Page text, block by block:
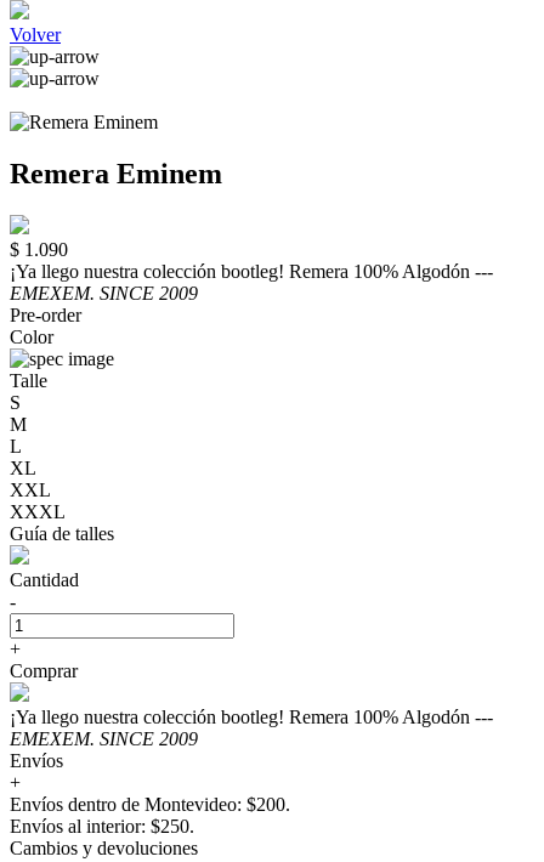
Volver
Remera Eminem
$ 1.090
¡Ya llego nuestra colección bootleg! Remera 100% Algodón ---
EMEXEM. SINCE 2009
Pre-order
Color
Talle
S
M
L
XL
XXL
XXXL
Guía de talles
Cantidad
-
+
Comprar
¡Ya llego nuestra colección bootleg! Remera 100% Algodón ---
EMEXEM. SINCE 2009
Envíos
+
Envíos dentro de Montevideo: $200.
Envíos al interior: $250.
Cambios y devoluciones